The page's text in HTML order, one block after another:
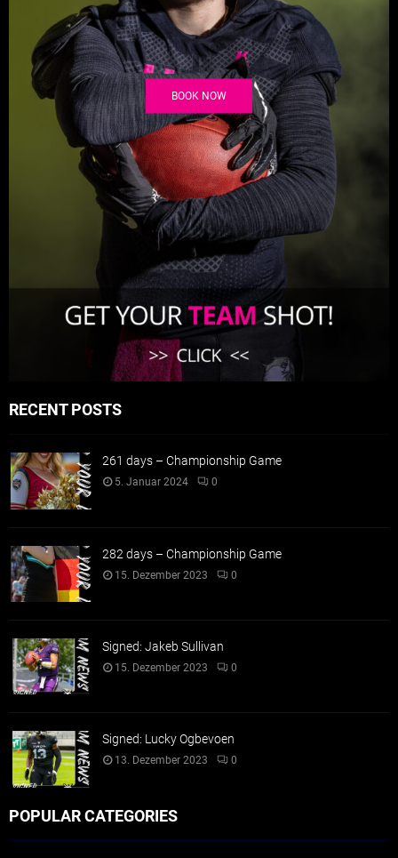
BOOK NOW
RECENT POSTS
261 days – Championship Game
5. Januar 2024 0
282 days – Championship Game
15. Dezember 2023 0
Signed: Jakeb Sullivan
15. Dezember 2023 0
Signed: Lucky Ogbevoen
13. Dezember 2023 0
POPULAR CATEGORIES